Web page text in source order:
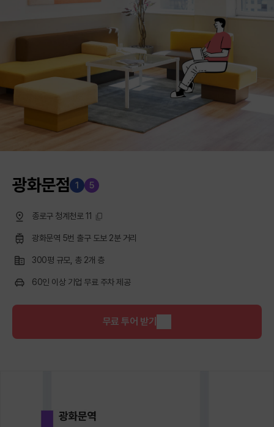
1 5
광화문점
종로구 청계천로 11
광화문역 5번 출구 도보 2분 거리
300평 규모, 총 2개 층
60인 이상 기업 무료 주차 제공
무료 투어 받기